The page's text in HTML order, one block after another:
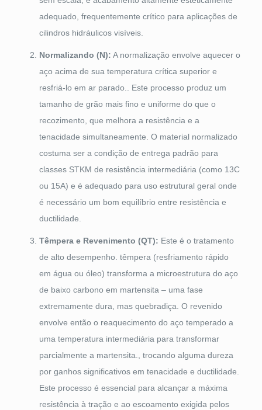
adequado, frequentemente crítico para aplicações de
cilindros hidráulicos visíveis.
Normalizando (N): A normalização envolve aquecer o
aço acima de sua temperatura crítica superior e
resfriá-lo em ar parado.. Este processo produz um
tamanho de grão mais fino e uniforme do que o
recozimento, que melhora a resistência e a
tenacidade simultaneamente. O material normalizado
costuma ser a condição de entrega padrão para
classes STKM de resistência intermediária (como 13C
ou 15A) e é adequado para uso estrutural geral onde
é necessário um bom equilíbrio entre resistência e
ductilidade.
Têmpera e Revenimento (QT): Este é o tratamento
de alto desempenho. têmpera (resfriamento rápido
em água ou óleo) transforma a microestrutura do aço
de baixo carbono em martensita – uma fase
extremamente dura, mas quebradiça. O revenido
envolve então o reaquecimento do aço temperado a
uma temperatura intermediária para transformar
parcialmente a martensita., trocando alguma dureza
por ganhos significativos em tenacidade e ductilidade.
Este processo é essencial para alcançar a máxima
resistência à tração e ao escoamento exigida pelos